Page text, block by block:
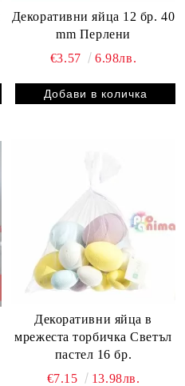
Декоративни яйца 12 бр. 40
mm Перлени
€3.57
6.98лв.
Декоративни яйца в
мрежеста торбичка Светъл
пастел 16 бр.
€7.15
13.98лв.